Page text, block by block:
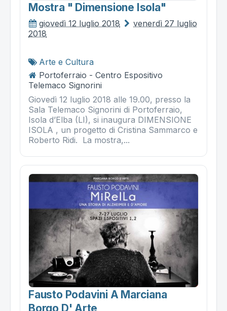
Mostra " Dimensione Isola"
giovedì 12 luglio 2018
venerdì 27 luglio
2018
Arte e Cultura
Portoferraio - Centro Espositivo
Telemaco Signorini
Giovedì 12 luglio 2018 alle 19.00, presso la
Sala Telemaco Signorini di Portoferraio,
Isola d’Elba (LI), si inaugura DIMENSIONE
ISOLA , un progetto di Cristina Sammarco e
Roberto Ridi. La mostra,...
Fausto Podavini A Marciana
Borgo D' Arte